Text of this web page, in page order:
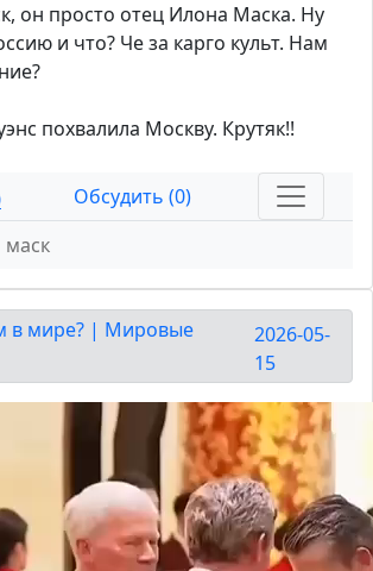
он просто отец Илона Маска. Ну
и что? Че за карго культ. Нам
похвалила Москву. Крутяк!!
Обсудить (0)
маск
в мире? | Мировые
2026-05-
15